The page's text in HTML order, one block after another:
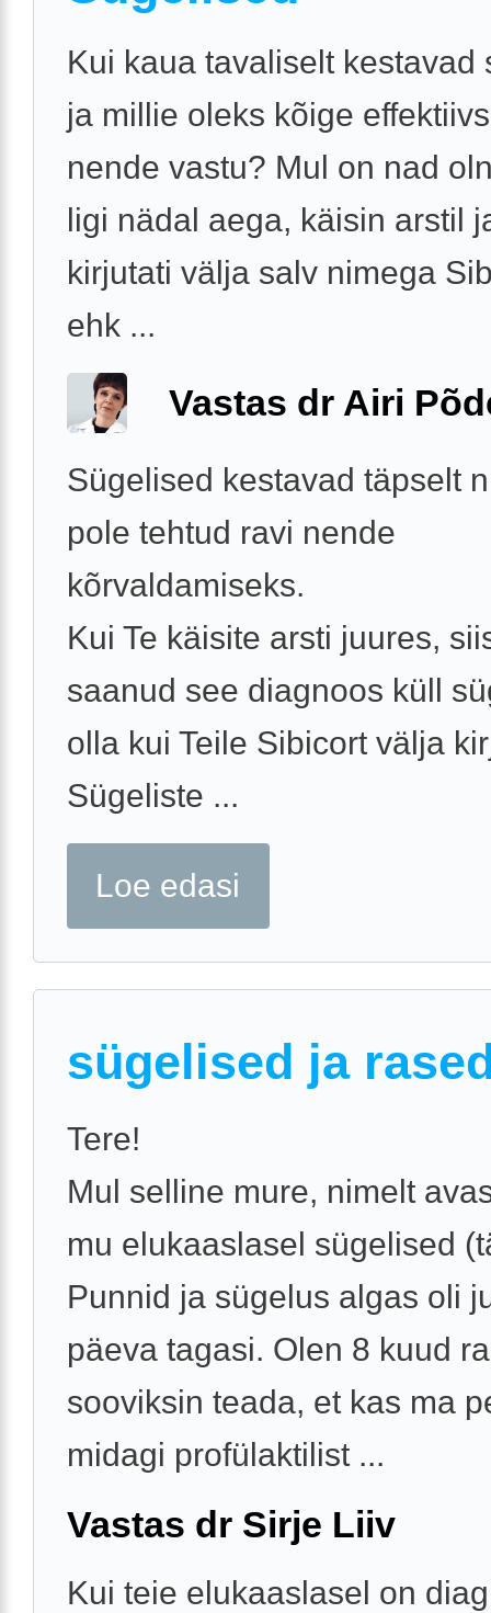
Kui kaua tavaliselt kestavad
ja millie oleks kõige
nende vastu? Mul on nad
ligi nädal aega, käisin arstil
kirjutati välja salv nimega
ehk ...
Vastas dr Airi
Sügelised kestavad täpselt
pole tehtud ravi nende
kõrvaldamiseks.
Kui Te käisite arsti juures,
saanud see diagnoos küll
olla kui Teile Sibicort välja
Sügeliste ...
Loe edasi
sügelised ja
Tere!
Mul selline mure, nimelt
mu elukaaslasel sügelised
Punnid ja sügelus algas oli
päeva tagasi. Olen 8 kuud
sooviksin teada, et kas ma
midagi profülaktilist ...
Vastas dr Sirje Liiv
Kui teie elukaaslasel on